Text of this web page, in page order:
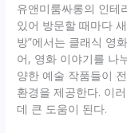
유앤미룸싸롱의 인테
있어 방문할 때마다
방”에서는 클래식 영
어, 영화 이야기를 나
양한 예술 작품들이
환경을 제공한다. 이
데 큰 도움이 된다.